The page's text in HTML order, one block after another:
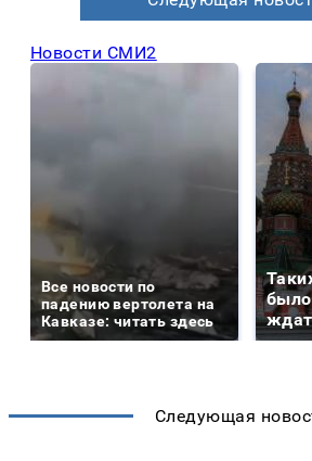
Новости СМИ2
Все новости по
падению вертолета на
Кавказе: читать здесь
было
Следующая